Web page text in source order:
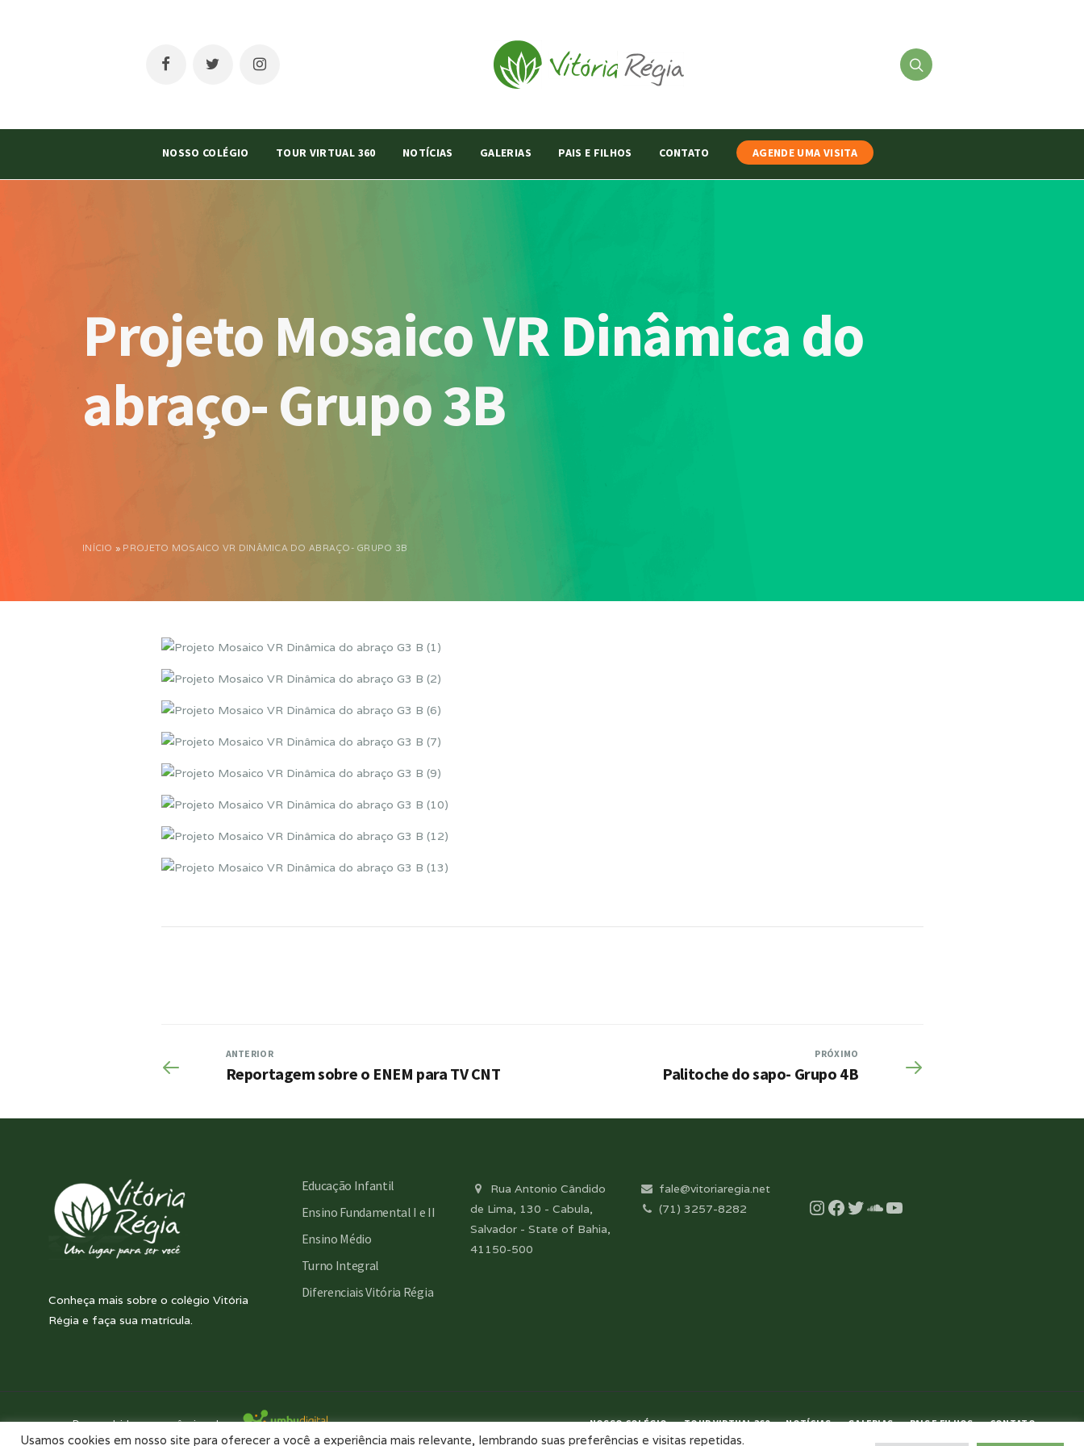
NOSSO COLÉGIO TOUR VIRTUAL 360 NOTÍCIAS GALERIAS PAIS E FILHOS CONTATO AGENDE UMA VISITA
Projeto Mosaico VR Dinâmica do
abraço- Grupo 3B
INÍCIO » PROJETO MOSAICO VR DINÂMICA DO ABRAÇO- GRUPO 3B
ANTERIOR
Reportagem sobre o ENEM para TV CNT
PRÓXIMO
Palitoche do sapo- Grupo 4B
Conheça mais sobre o colégio Vitória
Régia e faça sua matrícula.
Educação Infantil
Ensino Fundamental I e II
Ensino Médio
Turno Integral
Diferenciais Vitória Régia
Rua Antonio Cândido
de Lima, 130 - Cabula,
Salvador - State of Bahia,
41150-500
fale@vitoriaregia.net
(71) 3257-8282
Instagram
Facebook
Twitter
Soundcloud
YouTube
Desenvolvido com essência pela: NOSSO COLÉGIO TOUR VIRTUAL 360 NOTÍCIAS GALERIAS PAIS E FILHOS
CONTATO
AGENDE UMA VISITA
Usamos cookies em nosso site para oferecer a você a experiência mais relevante, lembrando suas preferências e visitas repetidas.